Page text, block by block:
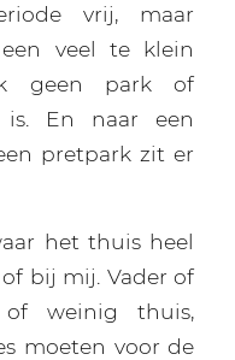
vrij, maar
veel te klein
geen park of
En naar een
pretpark zit er
het thuis heel
bij mij. Vader of
of weinig thuis,
moeten voor de